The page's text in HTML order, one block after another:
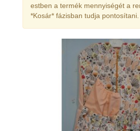
estben a termék mennyiségét a
*Kosár* fázisban tudja pontosítani.